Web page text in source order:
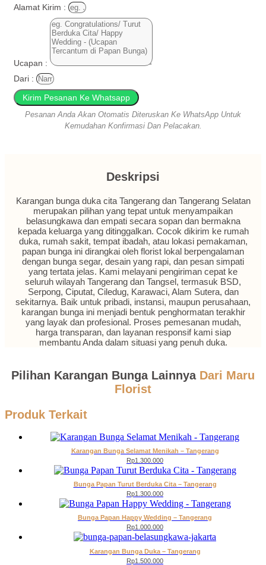
Alamat Kirim :
Ucapan :
Dari :
Kirim Pesanan Ke Whatsapp
Pesanan Anda Akan Otomatis Diteruskan Ke WhatsApp Untuk
Kemudahan Konfirmasi Dan Pelacakan.
Deskripsi
Karangan bunga duka cita Tangerang dan Tangerang Selatan
merupakan pilihan yang tepat untuk menyampaikan
belasungkawa dan empati secara sopan dan bermakna
kepada keluarga yang ditinggalkan. Cocok dikirim ke rumah
duka, rumah sakit, tempat ibadah, atau lokasi pemakaman,
papan bunga ini dirangkai oleh florist lokal berpengalaman
dengan bunga segar, desain yang rapi, dan pesan simpati
yang tertata jelas. Kami melayani pengiriman cepat ke
seluruh wilayah Tangerang dan Tangsel, termasuk BSD,
Serpong, Ciputat, Ciledug, Karawaci, Alam Sutera, dan
sekitarnya. Baik untuk pribadi, instansi, maupun perusahaan,
karangan bunga ini menjadi bentuk penghormatan terakhir
yang layak dan profesional. Proses pemesanan mudah,
harga transparan, dan layanan responsif kami siap
membantu Anda dalam situasi yang penuh duka.
Pilihan Karangan Bunga Lainnya Dari Maru
Florist
Produk Terkait
Karangan Bunga Selamat Menikah – Tangerang
Rp1.300.000
Bunga Papan Turut Berduka Cita – Tangerang
Rp1.300.000
Bunga Papan Happy Wedding – Tangerang
Rp1.000.000
Karangan Bunga Duka – Tangerang
Rp1.500.000